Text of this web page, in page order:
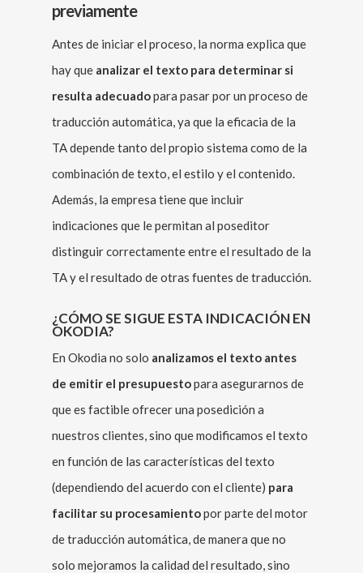
previamente
Antes de iniciar el proceso, la norma explica que
hay que analizar el texto para determinar si
resulta adecuadopara pasar por un proceso de
traducción automática, ya que la eficacia de la
TA depende tanto del propio sistema como de la
combinación de texto, el estilo y el contenido.
Además, la empresa tiene que incluir
indicaciones que le permitan al poseditor
distinguir correctamente entre el resultado de la
TA y el resultado de otras fuentes de traducción.
¿CÓMO SE SIGUE ESTA INDICACIÓN EN
OKODIA?
En Okodia no solo analizamos el texto antes
de emitir el presupuestopara asegurarnos de
que es factible ofrecer una posedición a
nuestros clientes, sino que modificamos el texto
en función de las características del texto
(dependiendo del acuerdo con el cliente) para
facilitar su procesamientopor parte del motor
de traducción automática, de manera que no
solo mejoramos la calidad del resultado, sino